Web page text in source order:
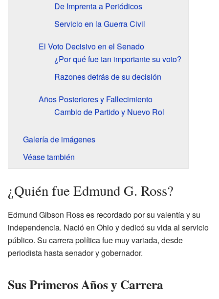
De Imprenta a Periódicos
Servicio en la Guerra Civil
El Voto Decisivo en el Senado
¿Por qué fue tan importante su voto?
Razones detrás de su decisión
Años Posteriores y Fallecimiento
Cambio de Partido y Nuevo Rol
Galería de imágenes
Véase también
¿Quién fue Edmund G. Ross?
Edmund Gibson Ross es recordado por su valentía y su
independencia. Nació en Ohio y dedicó su vida al servicio
público. Su carrera política fue muy variada, desde
periodista hasta senador y gobernador.
Sus Primeros Años y Carrera